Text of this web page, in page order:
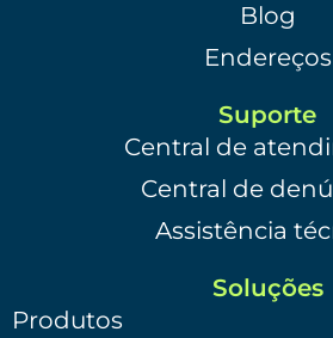
Blog
Endereços
Suporte
Central de
Central de
Assistência
Soluções
Produtos